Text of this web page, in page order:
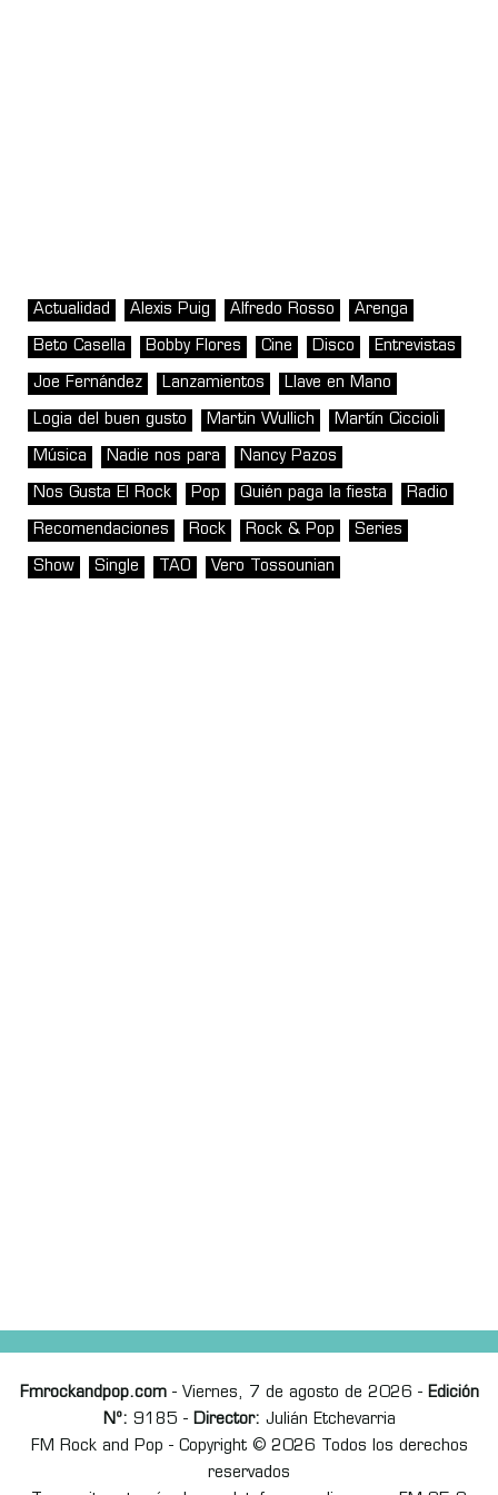
Actualidad Alexis Puig Alfredo Rosso Arenga
Beto Casella Bobby Flores Cine Disco Entrevistas
Joe Fernández Lanzamientos Llave en Mano
Logia del buen gusto Martin Wullich Martín Ciccioli
Música Nadie nos para Nancy Pazos
Nos Gusta El Rock Pop Quién paga la fiesta Radio
Recomendaciones Rock Rock & Pop Series
Show Single TAO Vero Tossounian
Fmrockandpop.com- Viernes, 7 de agosto de 2026 - Edición
Nº: 9185 - Director: Julián Etchevarria
FM Rock and Pop - Copyright © 2026 Todos los derechos
reservados